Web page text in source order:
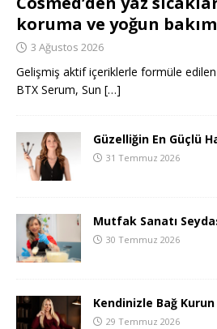
koruma ve yoğun bakım
3 Ağustos 2026
Gelişmiş aktif içeriklerle formüle
BTX Serum, Sun […]
Güzelliğin En Güçlü
31 Temmuz 2026
Mutfak Sanatı
30 Temmuz 2026
Kendinizle Bağ Kurun
29 Temmuz 2026